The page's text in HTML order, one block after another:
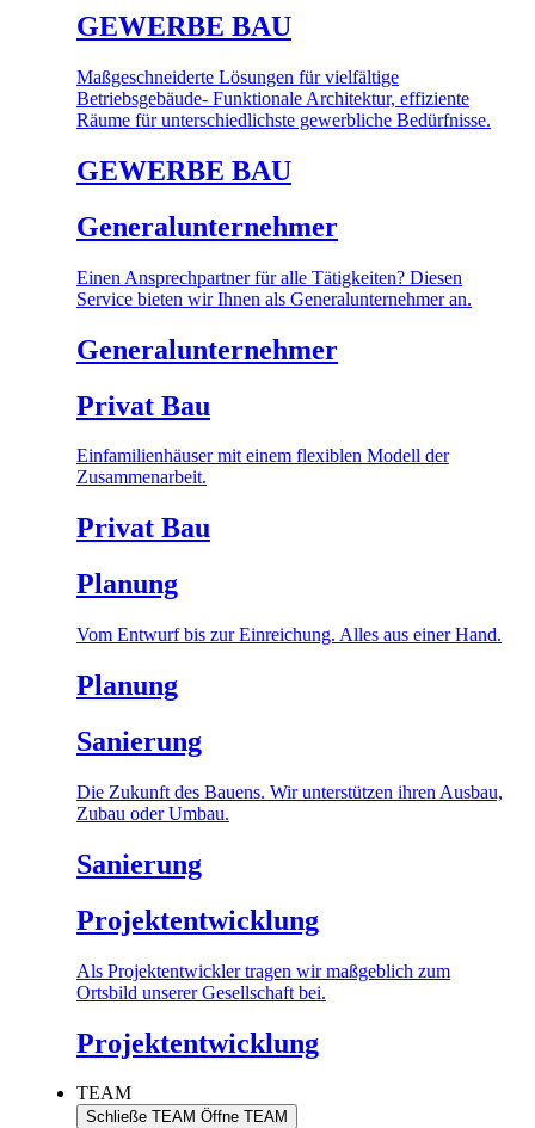
GEWERBE BAU
Maßgeschneiderte Lösungen für vielfältige
Betriebsgebäude- Funktionale Architektur, effiziente
Räume für unterschiedlichste gewerbliche Bedürfnisse.
GEWERBE BAU
Generalunternehmer
Einen Ansprechpartner für alle Tätigkeiten? Diesen
Service bieten wir Ihnen als Generalunternehmer an.
Generalunternehmer
Privat Bau
Einfamilienhäuser mit einem flexiblen Modell der
Zusammenarbeit.
Privat Bau
Planung
Vom Entwurf bis zur Einreichung. Alles aus einer Hand.
Planung
Sanierung
Die Zukunft des Bauens. Wir unterstützen ihren Ausbau,
Zubau oder Umbau.
Sanierung
Projektentwicklung
Als Projektentwickler tragen wir maßgeblich zum
Ortsbild unserer Gesellschaft bei.
Projektentwicklung
TEAM
Schließe TEAM Öffne TEAM